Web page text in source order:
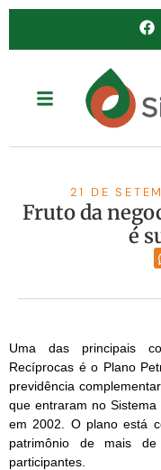
21 DE
Fruto da
é
Uma das principais
Recíprocas é o Plano
previdência
que entraram no Sistema
em 2002. O plano está
patrimônio de mais
participantes.